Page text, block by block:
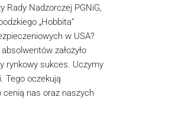
Rady Nadzorczej PGNiG,
„Hobbita”
w USA?
założyło
rynkowy sukces. Uczymy
Tego oczekują
cenią nas oraz naszych